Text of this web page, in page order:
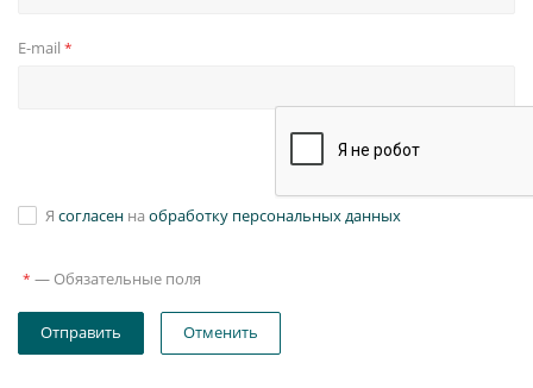
E-mail *
Я согласен на обработку персональных данных
* — Обязательные поля
Отправить Отменить